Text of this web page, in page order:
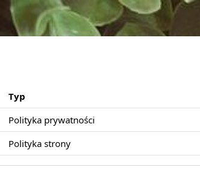
Typ
Polityka prywatności
Polityka strony